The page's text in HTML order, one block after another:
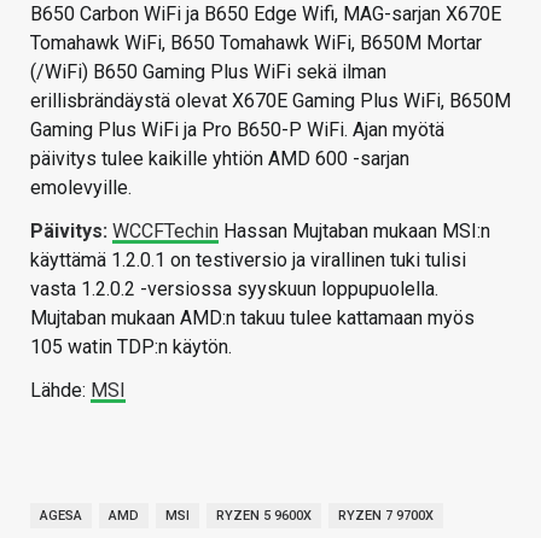
B650 Carbon WiFi ja B650 Edge Wifi, MAG-sarjan X670E
Tomahawk WiFi, B650 Tomahawk WiFi, B650M Mortar
(/WiFi) B650 Gaming Plus WiFi sekä ilman
erillisbrändäystä olevat X670E Gaming Plus WiFi, B650M
Gaming Plus WiFi ja Pro B650-P WiFi. Ajan myötä
päivitys tulee kaikille yhtiön AMD 600 -sarjan
emolevyille.
Päivitys: WCCFTechin Hassan Mujtaban mukaan MSI:n
käyttämä 1.2.0.1 on testiversio ja virallinen tuki tulisi
vasta 1.2.0.2 -versiossa syyskuun loppupuolella.
Mujtaban mukaan AMD:n takuu tulee kattamaan myös
105 watin TDP:n käytön.
Lähde: MSI
AGESA AMD MSI RYZEN 5 9600X RYZEN 7 9700X